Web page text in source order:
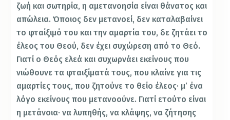
ζωή και σωτηρία, η αμετανοησία είναι θάνατος και
απώλεια. Όποιος δεν μετανοεί, δεν καταλαβαίνει
το φταίξιμό του και την αμαρτία του, δε ζητάει το
έλεος του Θεού, δεν έχει συχώρεση από το Θεό.
Γιατί ο Θεός ελεά και συχωρνάει εκείνους που
νιώθουνε τα φταιξίματά τους, που κλαίνε για τις
αμαρτίες τους, που ζητούνε το θείο έλεος· μ’ ένα
λόγο εκείνους που μετανοούνε. Γιατί ετούτο είναι
η μετάνοια· να λυπηθής, να κλάψης, να ζήτησης